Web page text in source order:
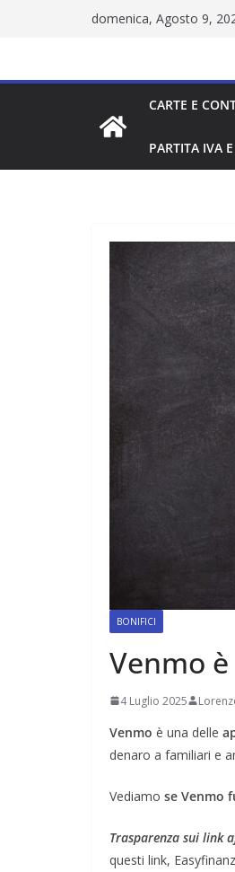
domenica, Agosto 9,
CARTE E
PARTITA IVA
BONIFICI
Venmo
4 Luglio 2025
Venmo è una delle
denaro a familiari e
Vediamo se Venmo
Trasparenza sui link
questi link,